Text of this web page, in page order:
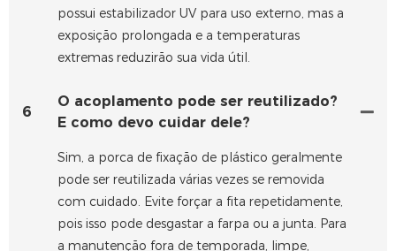
possui estabilizador UV para uso externo, mas a
exposição prolongada e a temperaturas
extremas reduzirão sua vida útil.
6
O acoplamento pode ser reutilizado?
E como devo cuidar dele?
Sim, a porca de fixação de plástico geralmente
pode ser reutilizada várias vezes se removida
com cuidado. Evite forçar a fita repetidamente,
pois isso pode desgastar a farpa ou a junta. Para
a manutenção fora de temporada, limpe,